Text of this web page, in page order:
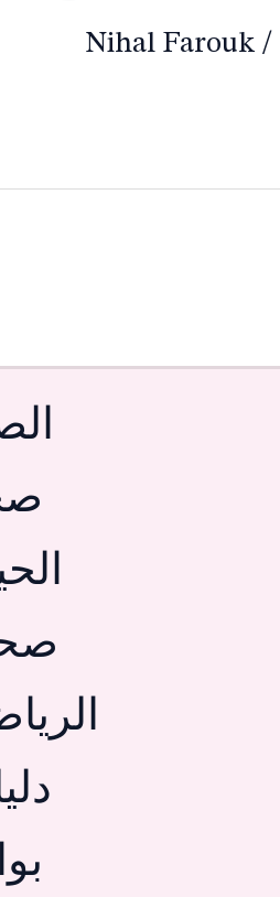
/
Nihal Farouk